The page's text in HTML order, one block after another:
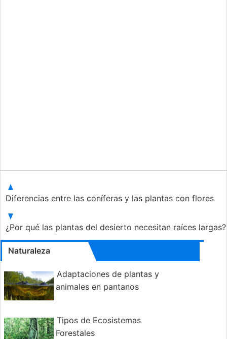
Diferencias entre las coníferas y las plantas con flores
¿Por qué las plantas del desierto necesitan raíces
Naturaleza
Adaptaciones de plantas y
animales en pantanos
Tipos de Ecosistemas
Forestales